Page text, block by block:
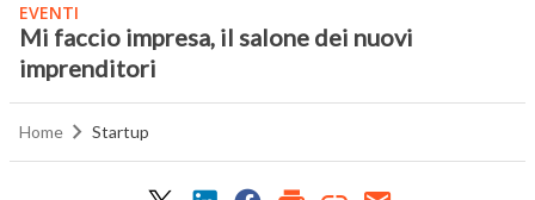
EVENTI
Mi faccio impresa, il salone dei nuovi
imprenditori
Home Startup